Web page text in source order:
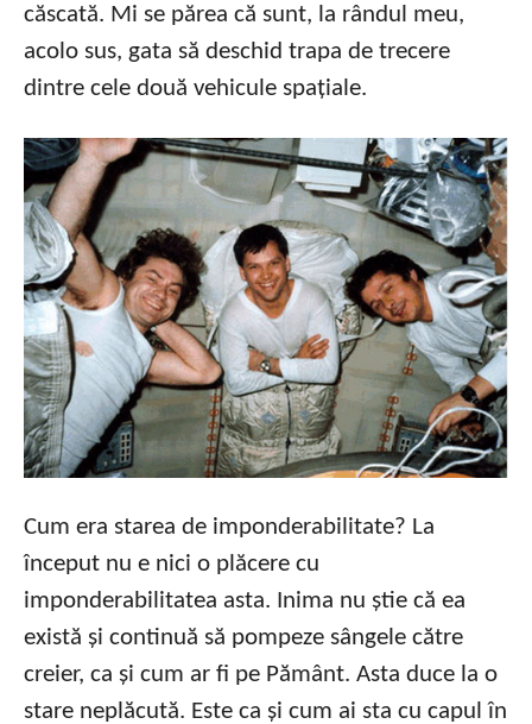
căscată. Mi se părea că sunt, la rândul meu,
acolo sus, gata să deschid trapa de trecere
dintre cele două vehicule spațiale.
Cum era starea de imponderabilitate? La
început nu e nici o plăcere cu
imponderabilitatea asta. Inima nu știe că ea
există și continuă să pompeze sângele către
creier, ca și cum ar fi pe Pământ. Asta duce la o
stare neplăcută. Este ca și cum ai sta cu capul în